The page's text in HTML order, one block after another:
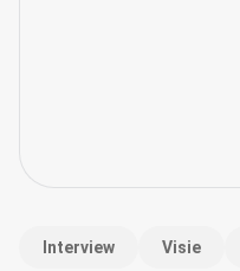
Interview Visie